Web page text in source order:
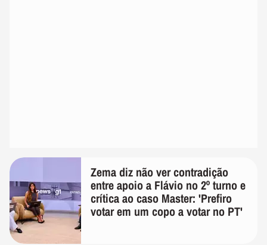
Zema diz não ver contradição
entre apoio a Flávio no 2º turno e
crítica ao caso Master: 'Prefiro
votar em um copo a votar no PT'